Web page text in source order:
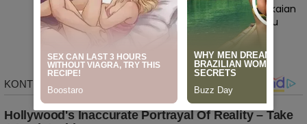
Korwil BGN Kabupaten Barru Ikuti Rangkaian
Peringatan HUT ke-66 Kabupaten Barru